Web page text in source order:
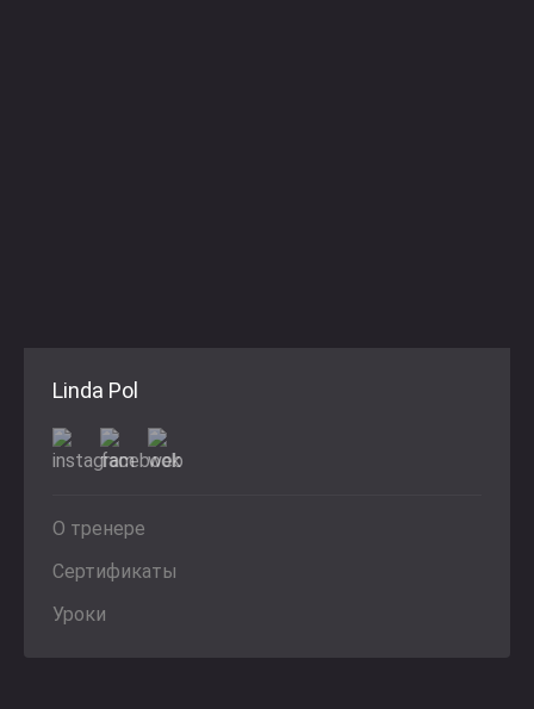
Linda Pol
О тренере
Сертификаты
Уроки